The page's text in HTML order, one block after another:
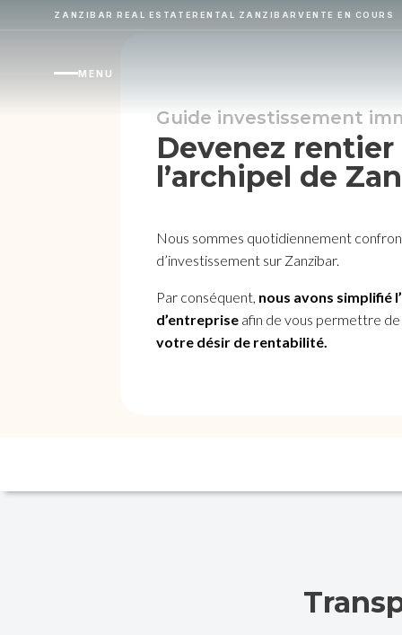
Guide investissement
Devenez rentier
l’archipel de
Nous sommes quotidiennement
d’investissement sur Zanzibar.
Par conséquent, nous avons simplifié
d’entreprise afin de vous permettre
votre désir de rentabilité.
ZANZIBAR REAL ESTATERENTAL ZANZIBARVENTE EN COURS
MENU